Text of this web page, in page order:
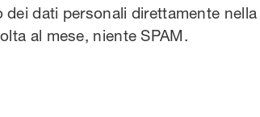
dei dati personali direttamente nella
al mese, niente SPAM.